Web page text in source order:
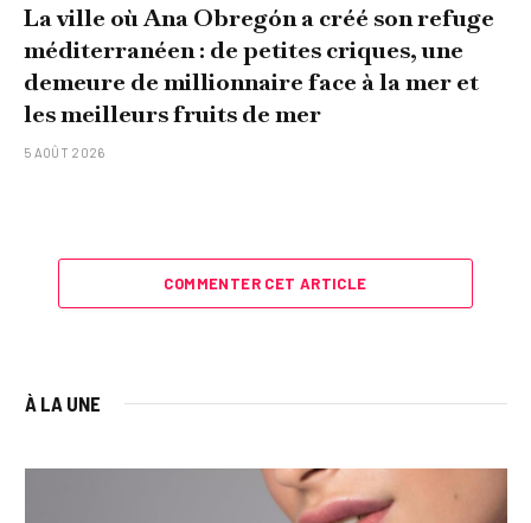
La ville où Ana Obregón a créé son refuge
méditerranéen : de petites criques, une
demeure de millionnaire face à la mer et
les meilleurs fruits de mer
5 AOÛT 2026
COMMENTER CET ARTICLE
À LA UNE